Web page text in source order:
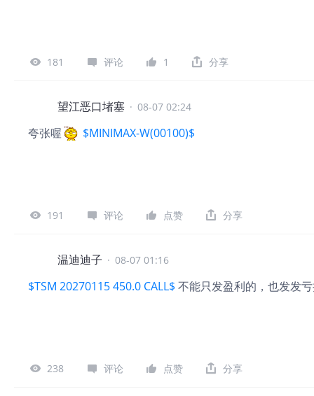
181 评论 1 分享
望江恶口堵塞 · 08-07 02:24
夸张喔 $MINIMAX-W(00100)$
191 评论 点赞 分享
温迪迪子 · 08-07 01:16
$TSM 20270115 450.0 CALL$ 不能只发盈利的，也发发
238 评论 点赞 分享